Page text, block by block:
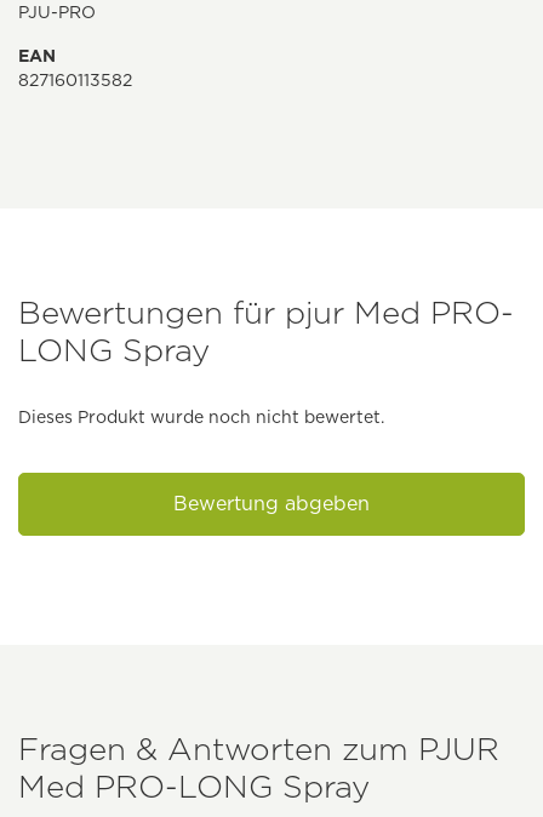
PJU-PRO
EAN
827160113582
Bewertungen für pjur Med PRO-
LONG Spray
Dieses Produkt wurde noch nicht bewertet.
Bewertung abgeben
Fragen & Antworten zum PJUR
Med PRO-LONG Spray